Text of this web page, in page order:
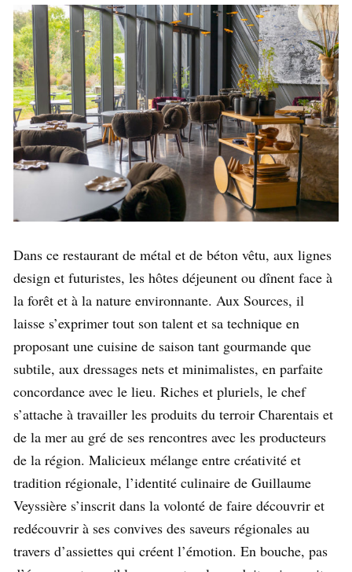
Dans ce restaurant de métal et de béton vêtu, aux lignes
design et futuristes, les hôtes déjeunent ou dînent face à
la forêt et à la nature environnante. Aux Sources, il
laisse s’exprimer tout son talent et sa technique en
proposant une cuisine de saison tant gourmande que
subtile, aux dressages nets et minimalistes, en parfaite
concordance avec le lieu. Riches et pluriels, le chef
s’attache à travailler les produits du terroir Charentais et
de la mer au gré de ses rencontres avec les producteurs
de la région. Malicieux mélange entre créativité et
tradition régionale, l’identité culinaire de Guillaume
Veyssière s’inscrit dans la volonté de faire découvrir et
redécouvrir à ses convives des saveurs régionales au
travers d’assiettes qui créent l’émotion. En bouche, pas